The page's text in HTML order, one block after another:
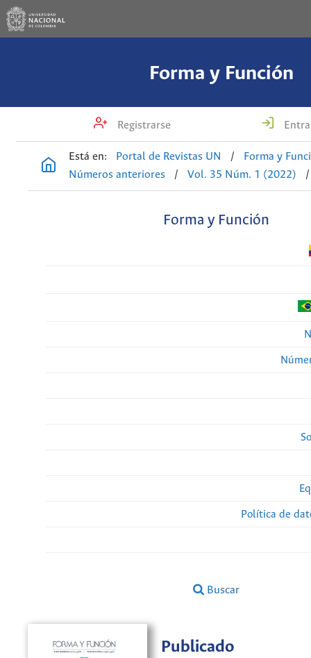
Forma y Función
Registrarse
Está en: Portal de Revistas UN /
Forma y
Números anteriores
/ Vol. 35 Núm. 1 (2022) /
Forma y Función
Política de
Buscar
Publicado